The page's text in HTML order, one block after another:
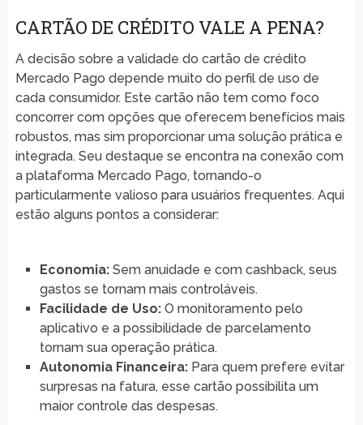
CARTÃO DE CRÉDITO VALE A PENA?
A decisão sobre a validade do cartão de crédito
Mercado Pago depende muito do perfil de uso de
cada consumidor. Este cartão não tem como foco
concorrer com opções que oferecem benefícios mais
robustos, mas sim proporcionar uma solução prática e
integrada. Seu destaque se encontra na conexão com
a plataforma Mercado Pago, tornando-o
particularmente valioso para usuários frequentes. Aqui
estão alguns pontos a considerar:
Economia:Sem anuidade e com cashback, seus
gastos se tornam mais controláveis.
Facilidade de Uso:O monitoramento pelo
aplicativo e a possibilidade de parcelamento
tornam sua operação prática.
Autonomia Financeira:Para quem prefere evitar
surpresas na fatura, esse cartão possibilita um
maior controle das despesas.